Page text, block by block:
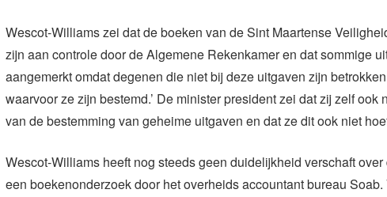
Wescot-Williams zei dat de boeken van de Sint Maartense
zijn aan controle door de Algemene Rekenkamer en dat sommige
aangemerkt omdat degenen die niet bij deze uitgaven zijn
waarvoor ze zijn bestemd.’ De minister president zei dat zij zelf ook
van de bestemming van geheime uitgaven en dat ze dit ook niet
Wescot-Williams heeft nog steeds geen duidelijkheid verschaft
een boekenonderzoek door het overheids accountant bureau